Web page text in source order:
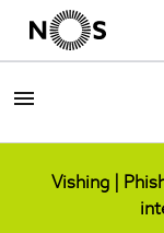
Vishing |